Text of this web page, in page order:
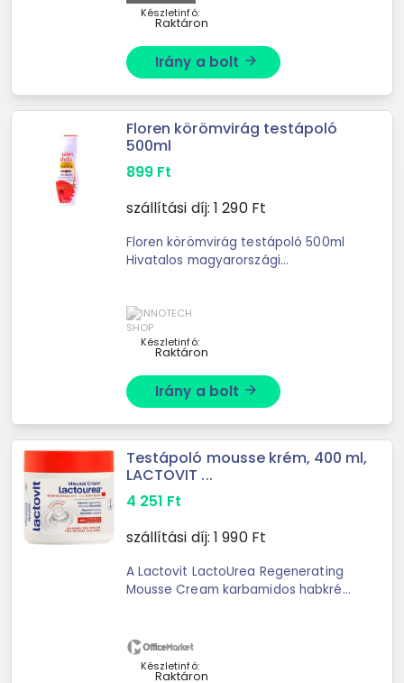
Készletinfó:
Raktáron
Irány a bolt arrow_forward
Floren körömvirág testápoló
500ml
899 Ft
szállítási díj: 1 290Ft
Floren körömvirág testápoló 500ml
Hivatalos magyarországi
körömvirág kivonat a bőrt védő ...
Készletinfó:
Raktáron
Irány a bolt arrow_forward
Testápoló mousse krém, 400 ml,
LACTOVIT ...
4 251 Ft
szállítási díj: 1 990Ft
A Lactovit LactoUrea Regenerating
Mousse Cream karbamidos habkrém
bőrt. - tápláló, akárcsak egy krém, ...
Készletinfó:
Raktáron